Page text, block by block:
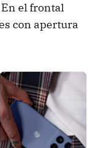
el frontal
con apertura